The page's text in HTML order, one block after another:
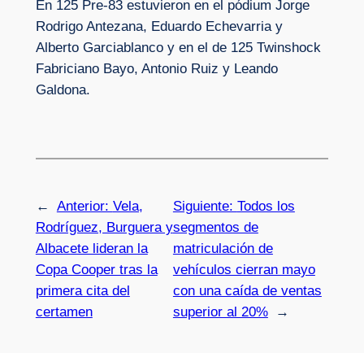
En 125 Pre-83 estuvieron en el pódium Jorge
Rodrigo Antezana, Eduardo Echevarria y
Alberto Garciablanco y en el de 125 Twinshock
Fabriciano Bayo, Antonio Ruiz y Leando
Galdona.
← Anterior: Vela,
Rodríguez, Burguera y
Albacete lideran la
Copa Cooper tras la
primera cita del
certamen
Siguiente: Todos los
segmentos de
matriculación de
vehículos cierran mayo
con una caída de ventas
superior al 20%
→